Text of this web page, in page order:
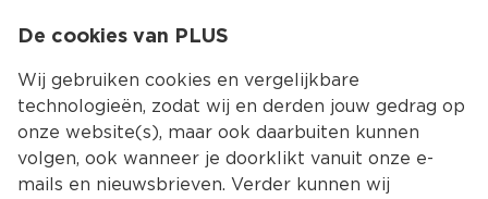
Kies jouw
De cookies van PLUS
Wij gebruiken cookies en vergelijkbare
technologieën, zodat wij en derden jouw gedrag op
onze website(s), maar ook daarbuiten kunnen
volgen, ook wanneer je doorklikt vanuit onze e-
mails en nieuwsbrieven. Verder kunnen wij